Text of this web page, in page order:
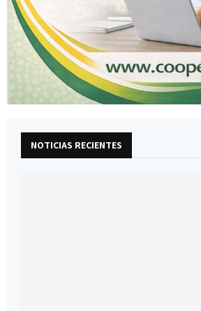
NOTICIAS RECIENTES